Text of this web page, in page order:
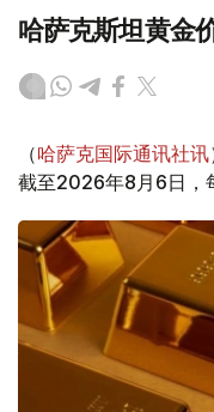
哈萨克斯坦黄金
（哈萨克国际通讯社讯
截至2026年8月6日，